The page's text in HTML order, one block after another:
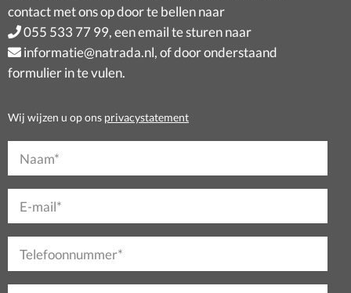
contact met ons op door te bellen naar
055 533 77 99, een email te sturen naar
informatie@natrada.nl, of door onderstaand
formulier in te vulen.
Wij wijzen u op ons privacystatement
Naam*
E-mail*
Telefoonnummer*